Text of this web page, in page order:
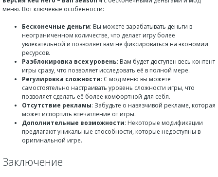
меню. Вот ключевые особенности:
Бесконечные деньги: Вы можете зарабатывать деньги в
неограниченном количестве, что делает игру более
увлекательной и позволяет вам не фиксироваться на экономии
ресурсов.
Разблокировка всех уровень: Вам будет доступен весь контент
игры сразу, что позволяет исследовать её в полной мере.
Регулировка сложности: С мод меню вы можете
самостоятельно настраивать уровень сложности игры, что
позволяет сделать её более комфортной для себя.
Отсутствие рекламы: Забудьте о навязчивой рекламе, которая
может испортить впечатление от игры.
Дополнительные возможности: Некоторые модификации
предлагают уникальные способности, которые недоступны в
оригинальной игре.
Заключение